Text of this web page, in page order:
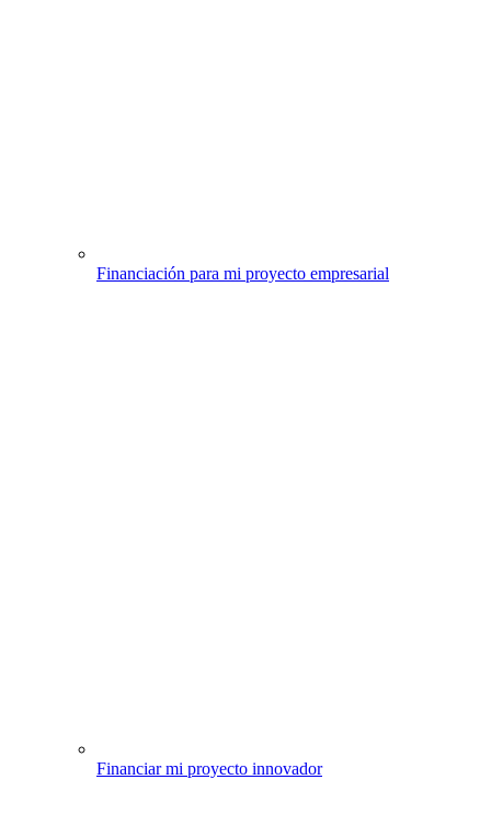
Financiación para mi proyecto empresarial
Financiar mi proyecto innovador